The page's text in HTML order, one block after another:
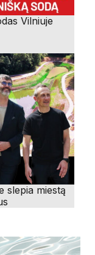
Vilniuje
slepia miestą